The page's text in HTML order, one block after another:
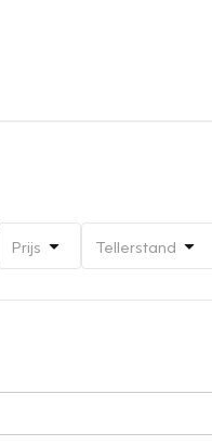
Prijs Tellerstand